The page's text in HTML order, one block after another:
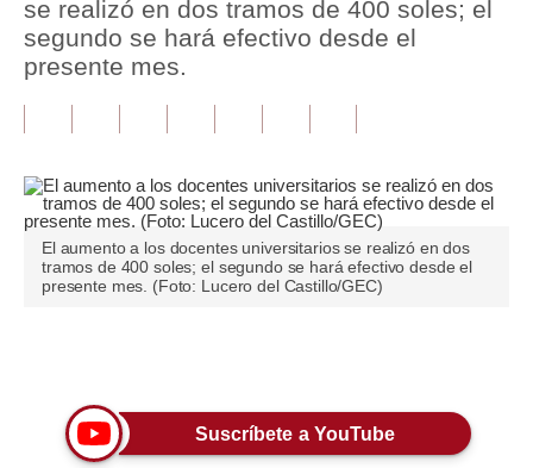
Política
Tu Dinero
Finanzas Personales
Plus G
Opinión
Editorial
Tendencias
se realizó en dos tramos de 400 soles; el
segundo se hará efectivo desde el
presente mes.
El aumento a los docentes universitarios se realizó en dos
tramos de 400 soles; el segundo se hará efectivo desde el
presente mes. (Foto: Lucero del Castillo/GEC)
Suscríbete a YouTube